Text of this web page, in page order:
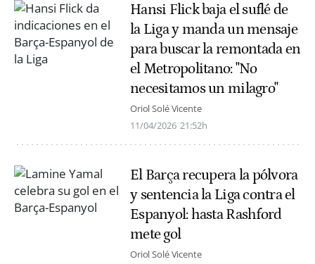
Hansi Flick baja el suflé de
la Liga y manda un mensaje
para buscar la remontada en
el Metropolitano: "No
necesitamos un milagro"
Oriol Solé Vicente
11/04/2026 21:52h
El Barça recupera la pólvora
y sentencia la Liga contra el
Espanyol: hasta Rashford
mete gol
Oriol Solé Vicente